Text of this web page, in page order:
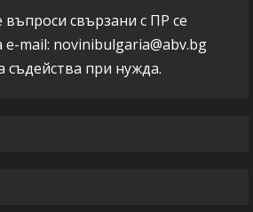
свързани с ПР се
e-mail: novinibulgaria@abv.bg
съдейства при нужда.